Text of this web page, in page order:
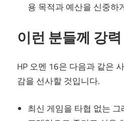
용 목적과 예산을 신중하
이런 분들께 강
HP 오멘 16은 다음과 같은
감을 선사할 것입니다.
최신 게임을 타협 없는